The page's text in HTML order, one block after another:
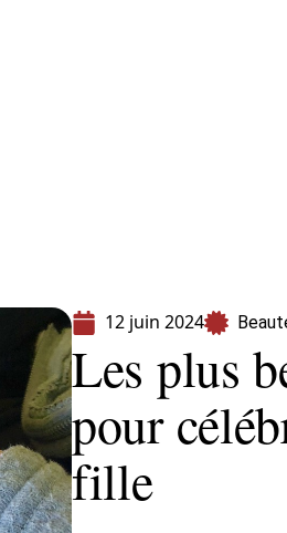
12 juin 2024
Les plus
pour
fille